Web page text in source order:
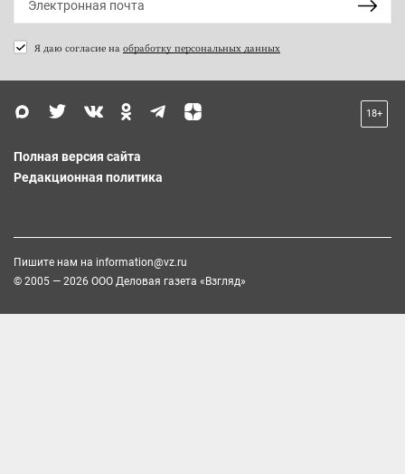
Я даю согласие на обработку персональных данных
18+
Полная версия сайта
Редакционная политика
Пишите нам на information@vz.ru
© 2005 — 2026 ООО Деловая газета «Взгляд»